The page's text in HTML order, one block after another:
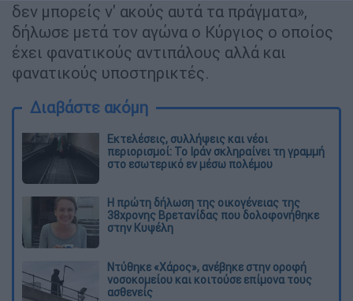
δεν μπορείς ν' ακούς αυτά τα πράγματα»,
δήλωσε μετά τον αγώνα ο Κύργιος ο οποίος
έχει φανατικούς αντιπάλους αλλά και
φανατικούς υποστηρικτές.
Διαβάστε ακόμη
Εκτελέσεις, συλλήψεις και νέοι
περιορισμοί: Το Ιράν σκληραίνει τη γραμμή
στο εσωτερικό εν μέσω πολέμου
Η πρώτη δήλωση της οικογένειας της
38χρονης Βρετανίδας που δολοφονήθηκε
στην Κυψέλη
Ντύθηκε «Χάρος», ανέβηκε στην οροφή
νοσοκομείου και κοιτούσε επίμονα τους
ασθενείς